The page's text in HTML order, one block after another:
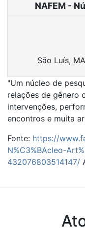
"Um núcleo de
relações de gênero
intervenções,
encontros e muita
Fonte: https://
N%C3%BAcleo-
432076803514147/
NAFEM -
São Luís,